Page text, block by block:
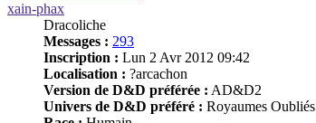
xain-phax
Dracoliche
Messages : 293
Inscription : Lun 2 Avr 2012 09:42
Localisation : ?arcachon
Version de D&D préférée : AD&D2
Univers de D&D préféré : Royaumes Oubliés